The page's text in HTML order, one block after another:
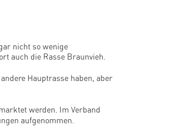
nicht so wenige
auch die Rasse Braunvieh.
Hauptrasse haben, aber
werden. Im Verband
aufgenommen.